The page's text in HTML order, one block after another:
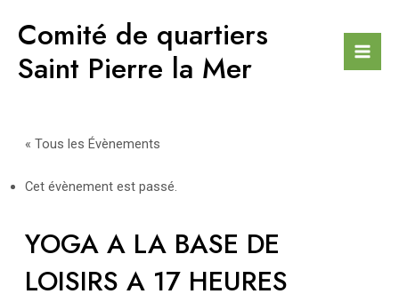
Comité de quartiers
Saint Pierre la Mer
« Tous les Évènements
Cet évènement est passé.
YOGA A LA BASE DE
LOISIRS A 17 HEURES